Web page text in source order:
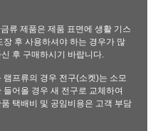
류 제품은 제품 표면에 생활 기스
후 사용하셔야 하는 경우가 많
후 구매하시기 바랍니다.
프류의 경우 전구(소켓)는 소모
어올 경우 새 전구로 교체하여
택배비 및 공임비용은 고객 부담